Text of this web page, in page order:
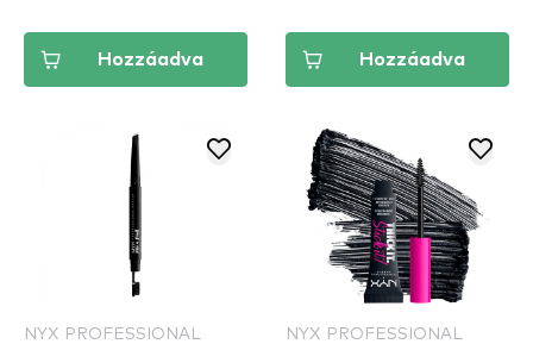
Hozzáadva Hozzáadva
NYX PROFESSIONAL
NYX PROFESSIONAL